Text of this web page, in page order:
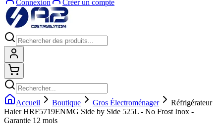
Connexion
Créer un compte
Accueil Boutique Gros Électroménager
Réfrigérateur
Haier HRF5719ENMG Side by Side 525L - No Frost Inox -
Garantie 12 mois